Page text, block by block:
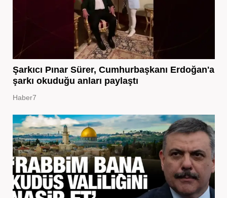
Şarkıcı Pınar Sürer, Cumhurbaşkanı Erdoğan'a
şarkı okuduğu anları paylaştı
Haber7